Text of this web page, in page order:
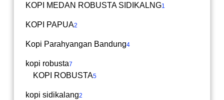
KOPI MEDAN ROBUSTA SIDIKALNG1
KOPI PAPUA2
Kopi Parahyangan Bandung4
kopi robusta7
KOPI ROBUSTA5
kopi sidikalang2